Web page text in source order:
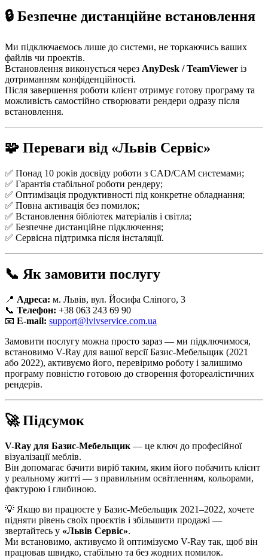
🔒 Безпечне дистанційне встановлення
Ми підключаємось лише до системи, не торкаючись ваших
файлів чи проектів.
Встановлення виконується через AnyDesk / TeamViewer із
дотриманням конфіденційності.
Після завершення роботи клієнт отримує готову програму та
можливість самостійно створювати рендери одразу після
встановлення.
🧩 Переваги від «Львів Сервіс»
✅ Понад 10 років досвіду роботи з CAD/CAM системами;
✅ Гарантія стабільної роботи рендеру;
✅ Оптимізація продуктивності під конкретне обладнання;
✅ Повна активація без помилок;
✅ Встановлення бібліотек матеріалів і світла;
✅ Безпечне дистанційне підключення;
✅ Сервісна підтримка після інсталяції.
📞 Як замовити послугу
📍 Адреса: м. Львів, вул. Йосифа Сліпого, 3
📞 Телефон: +38 063 243 69 90
📧 E-mail: support@lvivservice.com.ua
Замовити послугу можна просто зараз — ми підключимося,
встановимо V-Ray для вашої версії Базис-Мебельщик (2021
або 2022), активуємо його, перевіримо роботу і залишимо
програму повністю готовою до створення фотореалістичних
рендерів.
🚀 Підсумок
V-Ray для Базис-Мебельщик — це ключ до професійної
візуалізації меблів.
Він допомагає бачити виріб таким, яким його побачить клієнт
у реальному житті — з правильним освітленням, кольорами,
фактурою і глибиною.
💡 Якщо ви працюєте у Базис-Мебельщик 2021–2022, хочете
підняти рівень своїх проєктів і збільшити продажі —
звертайтесь у «Львів Сервіс».
Ми встановимо, активуємо й оптимізуємо V-Ray так, щоб він
працював швидко, стабільно та без жодних помилок.